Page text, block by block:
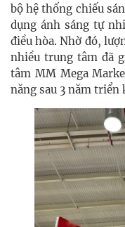
bộ hệ thống chiếu
dụng ánh sáng tự
điều hòa. Nhờ đó,
nhiều trung tâm đã
tâm MM Mega
năng sau 3 năm triển